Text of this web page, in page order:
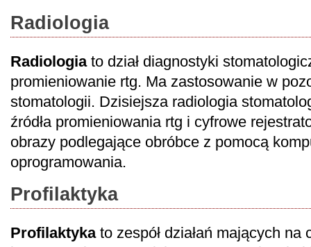
Radiologia
Radiologiato dział diagnostyki
promieniowanie rtg. Ma zastosowanie w
stomatologii. Dzisiejsza radiologia
źródła promieniowania rtg i cyfrowe
obrazy podlegające obróbce z pomocą
oprogramowania.
Profilaktyka
Profilaktykato zespół działań mających